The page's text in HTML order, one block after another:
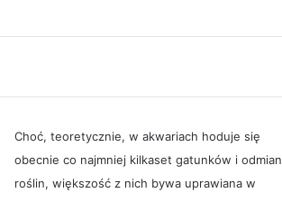
Choć, teoretycznie, w akwariach hoduje się
obecnie co najmniej kilkaset gatunków i odmian
roślin, większość z nich bywa uprawiana w